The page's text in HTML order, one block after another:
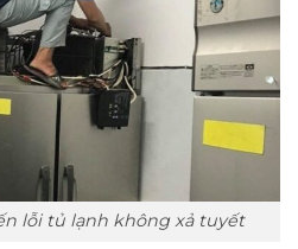
lỗi tủ lạnh không xả tuyết